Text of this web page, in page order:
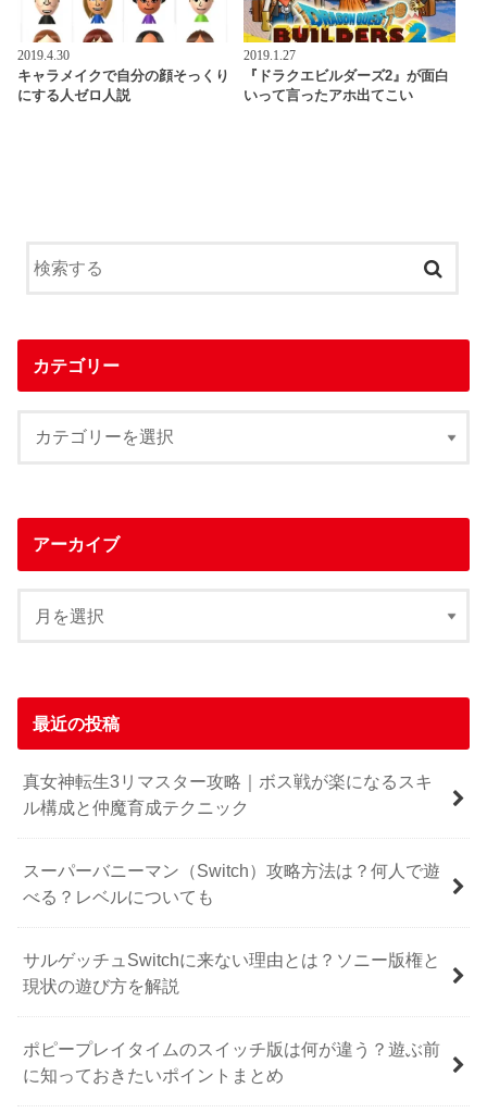
2019.4.30
キャラメイクで自分の顔そっくり
にする人ゼロ人説
2019.1.27
『ドラクエビルダーズ2』が面白
いって言ったアホ出てこい
カテゴリー
アーカイブ
最近の投稿
真女神転生3リマスター攻略｜ボス戦が楽になるスキ
ル構成と仲魔育成テクニック
スーパーバニーマン（Switch）攻略方法は？何人で遊
べる？レベルについても
サルゲッチュSwitchに来ない理由とは？ソニー版権と
現状の遊び方を解説
ポピープレイタイムのスイッチ版は何が違う？遊ぶ前
に知っておきたいポイントまとめ